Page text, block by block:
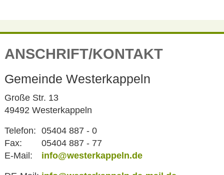
ANSCHRIFT/KONTAKT
Gemeinde Westerkappeln
Große Str. 13
49492 Westerkappeln
Telefon: 05404 887 - 0
Fax:
05404 887 - 77
E-Mail:
info@westerkappeln.de